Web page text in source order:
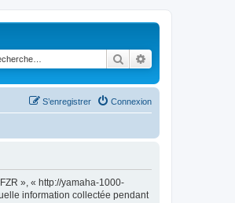
Rechercher
Connexion
S’enregistrer
», « http://yamaha-1000-
information collectée pendant